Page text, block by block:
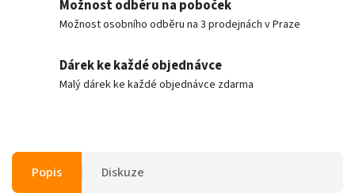
Možnost odběru na poboček
Možnost osobního odběru na 3 prodejnách v Praze
Dárek ke každé objednávce
Malý dárek ke každé objednávce zdarma
Popis Diskuze